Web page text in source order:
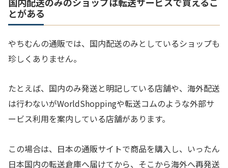
とがある
やちむんの通販では、国内配送のみとしているショップも
珍しくありません。
たとえば、国内のみ発送と明記している店舗や、海外配送
は行わないがWorldShoppingや転送コムのような外部サ
ービス利用を案内している店舗があります。
この場合は、日本の通販サイトで商品を購入し、いったん
日本国内の転送倉庫へ届けてから、そこから海外へ再発送